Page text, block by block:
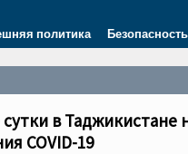
политика Безопасность
в Таджикистане
COVID-19